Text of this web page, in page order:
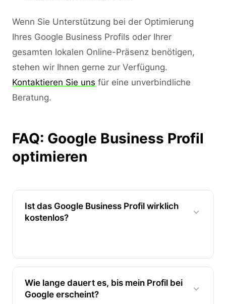
Wenn Sie Unterstützung bei der Optimierung
Ihres Google Business Profils oder Ihrer
gesamten lokalen Online-Präsenz benötigen,
stehen wir Ihnen gerne zur Verfügung.
Kontaktieren Sie uns für eine unverbindliche
Beratung.
FAQ: Google Business Profil
optimieren
Ist das Google Business Profil wirklich
kostenlos?
kostenlos. Sie zahlen nur, wenn Sie Google
Ads schalten möchten – das ist aber optional
und unabhängig von Ihrem organischen
Wie lange dauert es, bis mein Profil bei
Google erscheint?